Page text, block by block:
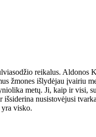
reikalus. Aldonos
žmo­nes iš­ly­dė­jau įvai­riu
me­tų. Ji, kaip ir
iš­si­de­ri­na nu­si­sto­vė­ju­si
yra vis­ko.